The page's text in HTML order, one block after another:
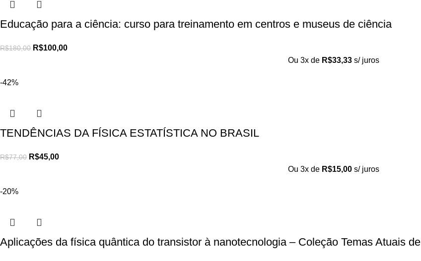
Educação para a ciência: curso para treinamento em centros e museus de ciência
R$180,00 R$100,00
Ou 3x de R$33,33 s/ juros
-42%
TENDÊNCIAS DA FÍSICA ESTATÍSTICA NO BRASIL
R$77,00 R$45,00
Ou 3x de R$15,00 s/ juros
-20%
Aplicações da física quântica do transistor à nanotecnologia – Coleção Temas Atuais